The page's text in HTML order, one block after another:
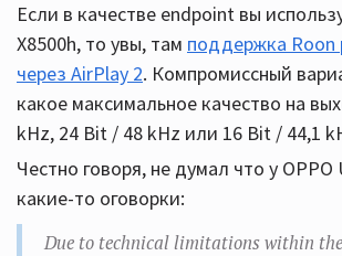
Если в качестве endpoint вы
X8500h, то увы, там поддержка Roon
через AirPlay 2. Компромиссный
какое максимальное качество на
kHz, 24 Bit / 48 kHz или 16 Bit / 44,1
Честно говоря, не думал что у OPPO
какие-то оговорки:
Due to technical limitations within